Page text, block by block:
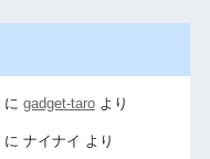
に gadget-taroより
に ナイナイ より